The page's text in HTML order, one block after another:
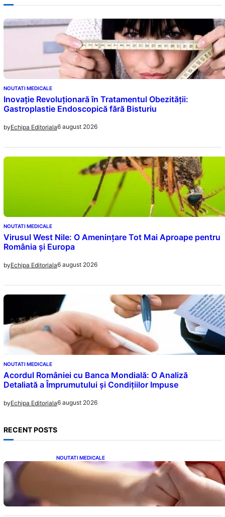
NOUTATI MEDICALE
Inovație Revoluționară în Tratamentul Obezității:
Gastroplastie Endoscopică fără Bisturiu
byEchipa Editoriala6 august 2026
NOUTATI MEDICALE
Virusul West Nile: O Amenințare Tot Mai Aproape pentru
România și Europa
byEchipa Editoriala6 august 2026
NOUTATI MEDICALE
Acordul României cu Banca Mondială: O Analiză
Detaliată a Împrumutului și Condițiilor Impuse
byEchipa Editoriala6 august 2026
RECENT POSTS
NOUTATI MEDICALE
Creșterea alarmantă a cancerului la tineri: o
analiză detaliată a tendințelor globale